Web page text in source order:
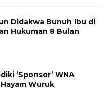
Didakwa Bunuh Ibu di
Hukuman 8 Bulan
‘Sponsor’ WNA
Wuruk